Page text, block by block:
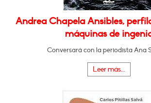
Andrea Chapela Ansibles,
máquinas de
Conversará con la periodista Ana
Leer más...